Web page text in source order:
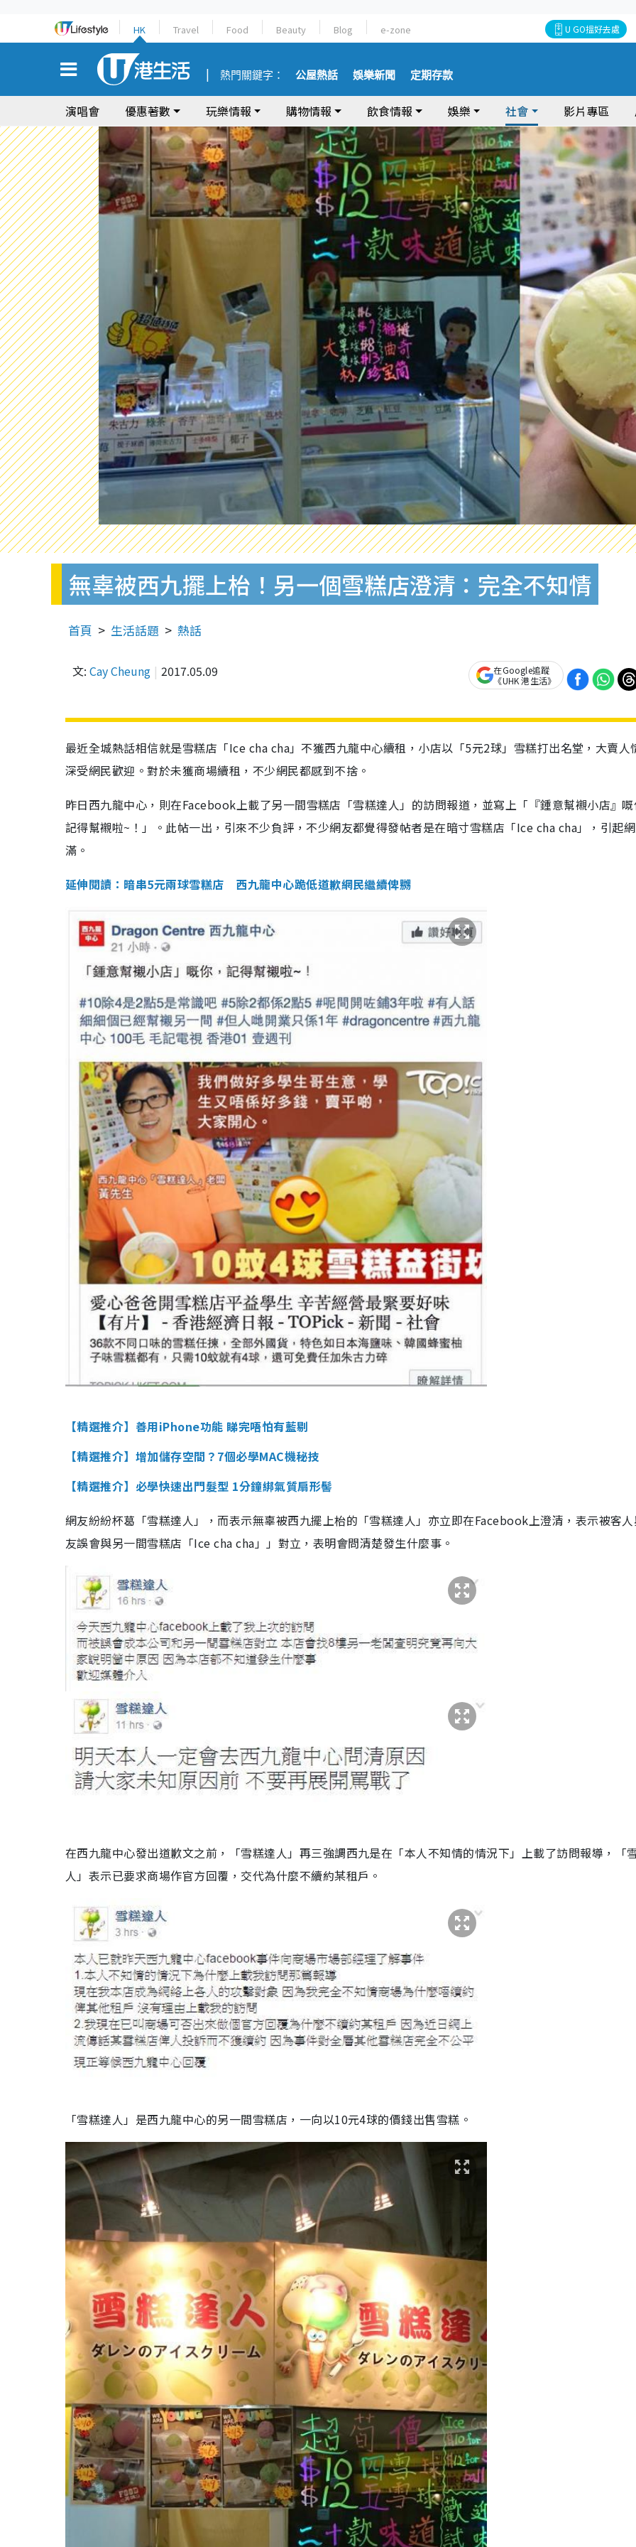
HK Travel Food Beauty Blog e-zone U GO搵好去處
熱門關鍵字： 公屋熱話 娛樂新聞 定期存款
演唱會 優惠著數 玩樂情報 購物情報 飲食情報 娛樂 社會 影片專區
無辜被西九擺上枱！另一個雪糕店澄清：完全不知情
首頁 生活話題 熱話
文: Cay Cheung 2017.05.09
在Google追蹤
《UHK 港生活》
最近全城熱話相信就是雪糕店「Ice cha cha」不獲西九龍中心續租，小店以「5元2球」雪糕打出名堂，大賣人
深受網民歡迎。對於未獲商場續租，不少網民都感到不捨。
昨日西九龍中心，則在Facebook上載了另一間雪糕店「雪糕達人」的訪問報道，並寫上「『鍾意幫襯小店』
記得幫襯啦~！」。此帖一出，引來不少負評，不少網友都覺得發帖者是在暗寸雪糕店「Ice cha cha」，引起
滿。
延伸閱讀： 暗串5元兩球雪糕店 西九龍中心跪低道歉網民繼續俾嬲
【精選推介】善用iPhone功能 睇完唔怕有藍剔
【精選推介】增加儲存空間？7個必學MAC機秘技
【精選推介】必學快速出門髮型 1分鐘綁氣質扇形髻
網友紛紛杯葛「雪糕達人」，而表示無辜被西九擺上枱的「雪糕達人」亦立即在Facebook上澄清，表示被客
友誤會與另一間雪糕店「Ice cha cha」」對立，表明會問清楚發生什麼事。
在西九龍中心發出道歉文之前，「雪糕達人」再三強調西九是在「本人不知情的情況下」上載了訪問報導，「
人」表示已要求商場作官方回覆，交代為什麼不續約某租戶。
「雪糕達人」是西九龍中心的另一間雪糕店，一向以10元4球的價錢出售雪糕。